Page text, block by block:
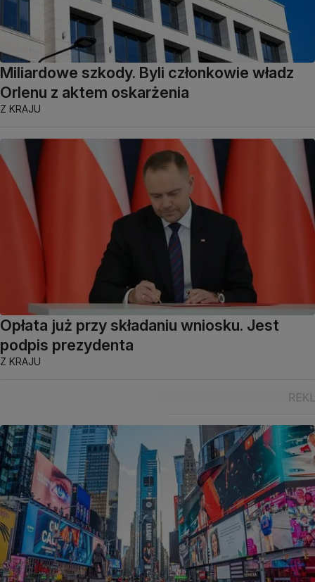
Miliardowe szkody. Byli członkowie władz
Orlenu z aktem oskarżenia
Z KRAJU
Opłata już przy składaniu wniosku. Jest
podpis prezydenta
Z KRAJU